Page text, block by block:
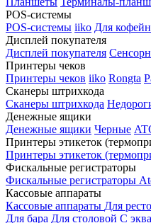
POS-системы
POS-системы iiko Для
Дисплей покупателя
Дисплей покупателя
Принтеры чеков
Принтеры чеков iiko Rongta
Сканеры штрихкода
Сканеры штрихкода
Денежные ящики
Денежные ящики Черные
Принтеры этикеток
Принтеры этикеток
Фискальные регистраторы
Фискальные регистраторы
Кассовые аппараты
Кассовые аппараты Для
Для бара Для столовой С